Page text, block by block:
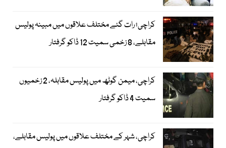
کراچی؛ رات گئے مختلف علاقوں میں مبینہ پولیس
مقابلے، 8 زخمی سمیت 12 ڈاکو گرفتار
کراچی، میمن گوٹھ میں پولیس مقابلہ، 2 زخمیوں
سمیت 4 ڈاکو گرفتار
کراچی، شہر کے مختلف علاقوں میں پولیس مقابلے،